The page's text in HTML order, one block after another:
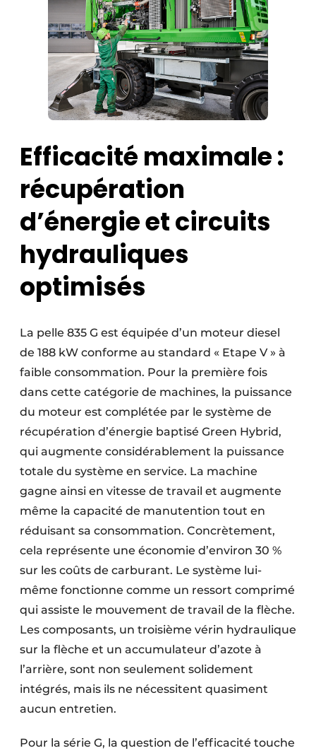
Efficacité maximale :
récupération
d’énergie et circuits
hydrauliques
optimisés
La pelle 835 G est équipée d’un moteur diesel
de 188 kW conforme au standard « Etape V » à
faible consommation. Pour la première fois
dans cette catégorie de machines, la puissance
du moteur est complétée par le système de
récupération d’énergie baptisé Green Hybrid,
qui augmente considérablement la puissance
totale du système en service. La machine
gagne ainsi en vitesse de travail et augmente
même la capacité de manutention tout en
réduisant sa consommation. Concrètement,
cela représente une économie d’environ 30 %
sur les coûts de carburant. Le système lui-
même fonctionne comme un ressort comprimé
qui assiste le mouvement de travail de la flèche.
Les composants, un troisième vérin hydraulique
sur la flèche et un accumulateur d’azote à
l’arrière, sont non seulement solidement
intégrés, mais ils ne nécessitent quasiment
aucun entretien.
Pour la série G, la question de l’efficacité touche